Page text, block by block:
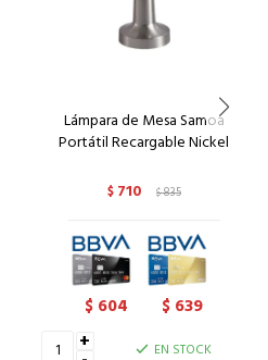
Lámpara de Mesa Samoa
Portátil Recargable Nickel
$ 710 $835
$ 604 $ 639
+
EN STOCK